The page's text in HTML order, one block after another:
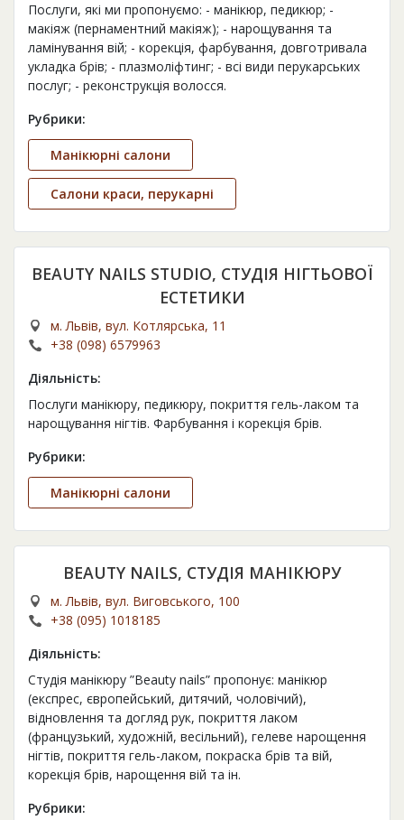
Послуги, які ми пропонуємо: - манікюр, педикюр; -
макіяж (пернаментний макіяж); - нарощування та
ламінування вій; - корекція, фарбування, довготривала
укладка брів; - плазмоліфтинг; - всі види перукарських
послуг; - реконструкція волосся.
Рубрики:
Манікюрні салони
Салони краси, перукарні
BEAUTY NAILS STUDIO, СТУДІЯ НІГТЬОВОЇ
ЕСТЕТИКИ
м. Львів, вул. Котлярська, 11
+38 (098) 6579963
Діяльність:
Послуги манікюру, педикюру, покриття гель-лаком та
нарощування нігтів. Фарбування і корекція брів.
Рубрики:
Манікюрні салони
BEAUTY NAILS, СТУДІЯ МАНІКЮРУ
м. Львів, вул. Виговського, 100
+38 (095) 1018185
Діяльність:
Студія манікюру ”Beauty nails” пропонує: манікюр
(експрес, європейський, дитячий, чоловічий),
відновлення та догляд рук, покриття лаком
(французький, художній, весільний), гелеве нарощення
нігтів, покриття гель-лаком, покраска брів та вій,
корекція брів, нарощення вій та ін.
Рубрики: